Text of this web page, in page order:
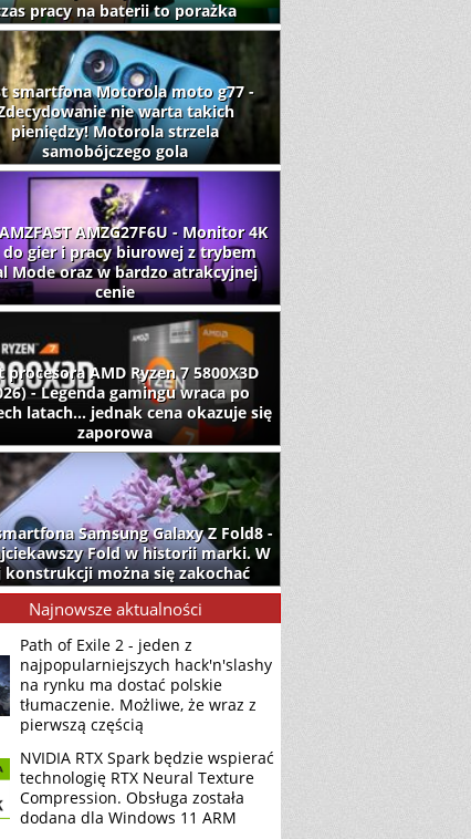
pracy na baterii to porażka
smartfona Motorola moto g77 -
nie warta takich
pieniędzy! Motorola strzela
samobójczego gola
AMZG27F6U - Monitor 4K
do gier i pracy biurowej z trybem
Mode oraz w bardzo atrakcyjnej
cenie
procesora AMD Ryzen 7 5800X3D
- Legenda gamingu wraca po
latach... jednak cena okazuje się
zaporowa
Samsung Galaxy Z Fold8 -
Fold w historii marki. W
konstrukcji można się zakochać
Najnowsze aktualności
Path of Exile 2 - jeden z
najpopularniejszych hack'n'slashy
na rynku ma dostać polskie
tłumaczenie. Możliwe, że wraz z
pierwszą częścią
NVIDIA RTX Spark będzie wspierać
technologię RTX Neural Texture
Compression. Obsługa została
dodana dla Windows 11 ARM